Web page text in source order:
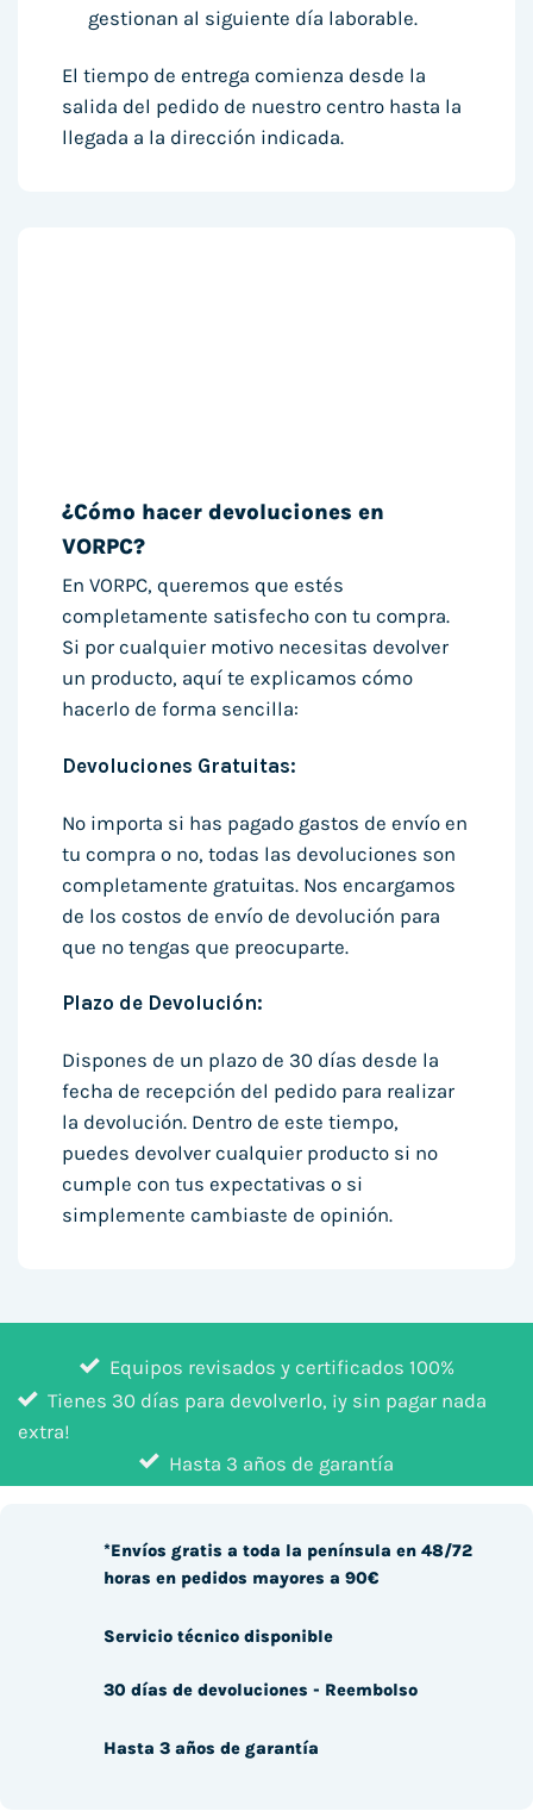
gestionan al siguiente día laborable.
El tiempo de entrega comienza desde la
salida del pedido de nuestro centro hasta la
llegada a la dirección indicada.
¿Cómo hacer devoluciones en
VORPC?
En VORPC, queremos que estés
completamente satisfecho con tu compra.
Si por cualquier motivo necesitas devolver
un producto, aquí te explicamos cómo
hacerlo de forma sencilla:
Devoluciones Gratuitas:
No importa si has pagado gastos de envío en
tu compra o no, todas las devoluciones son
completamente gratuitas. Nos encargamos
de los costos de envío de devolución para
que no tengas que preocuparte.
Plazo de Devolución:
Dispones de un plazo de 30 días desde la
fecha de recepción del pedido para realizar
la devolución. Dentro de este tiempo,
puedes devolver cualquier producto si no
cumple con tus expectativas o si
simplemente cambiaste de opinión.
Equipos revisados y certificados 100%
Tienes 30 días para devolverlo, ¡y sin pagar nada
extra!
Hasta 3 años de garantía
*Envíos gratis a toda la península en 48/72
horas en pedidos mayores a 90€
Servicio técnico disponible
30 días de devoluciones - Reembolso
Hasta 3 años de garantía